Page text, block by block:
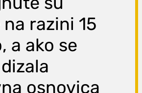
razini 15
a ako se
osnovica